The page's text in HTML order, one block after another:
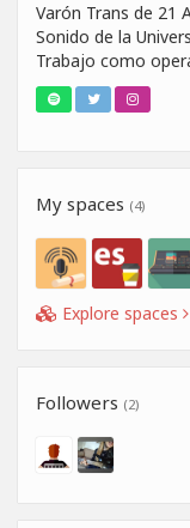
Varón Trans de 21
Sonido de la
Trabajo como
My spaces (4)
Explore spaces
Followers (2)